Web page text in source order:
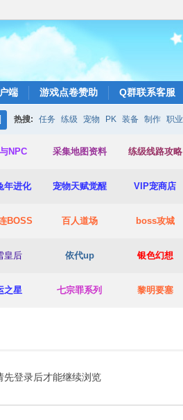
端 游戏点卷赞助 Q群联系客服
热搜: 任务 练级 宠物 PK 装备 制作 职业
NPC 采集地图资料 练级线路攻略
年进化 宠物天赋觉醒 VIP宠商店
BOSS 百人道场 boss攻城
皇后 依代up 银色幻想
之星 七宗罪系列 黎明要塞
先登录后才能继续浏览